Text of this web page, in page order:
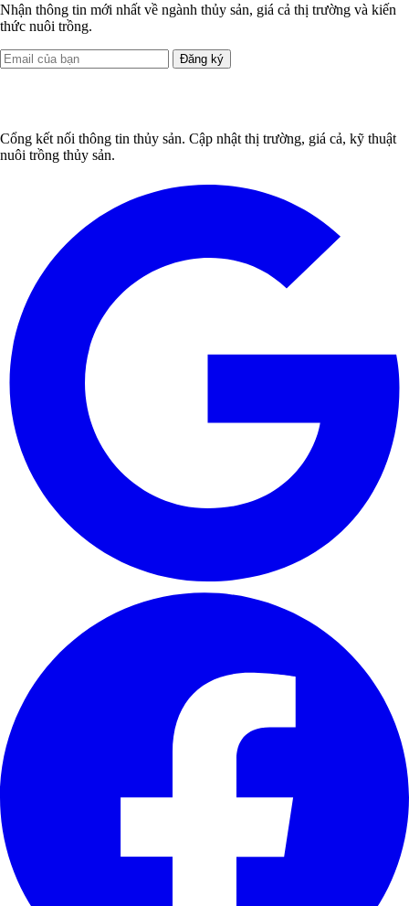
Nhận thông tin mới nhất về ngành thủy sản, giá cả thị trường và kiến
thức nuôi trồng.
Đăng ký
Cổng kết nối thông tin thủy sản. Cập nhật thị trường, giá cả, kỹ thuật
nuôi trồng thủy sản.